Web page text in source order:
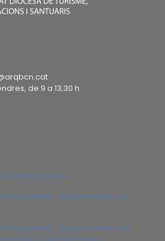
de 9 a 13,30 h
de Barcelona
Española – Departamento de
Española – Departamento de